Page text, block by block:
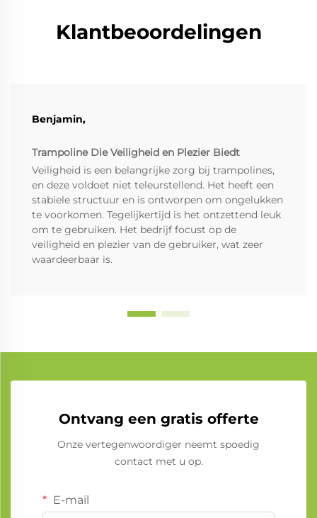
Klantbeoordelingen
Benjamin,
Trampoline Die Veiligheid en Plezier Biedt
Veiligheid is een belangrijke zorg bij trampolines,
en deze voldoet niet teleurstellend. Het heeft een
stabiele structuur en is ontworpen om ongelukken
te voorkomen. Tegelijkertijd is het ontzettend leuk
om te gebruiken. Het bedrijf focust op de
veiligheid en plezier van de gebruiker, wat zeer
waardeerbaar is.
Ontvang een gratis offerte
Onze vertegenwoordiger neemt spoedig
contact met u op.
E-mail